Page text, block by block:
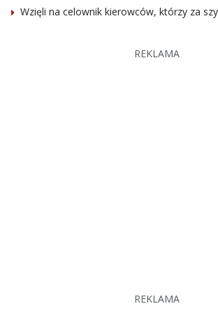
Wzięli na celownik kierowców, którzy za
REKLAMA
REKLAMA